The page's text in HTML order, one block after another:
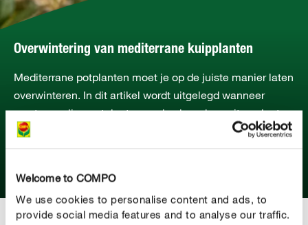
Welcome to COMPO
We use cookies to personalise content and ads, to
provide social media features and to analyse our traffic.
Overwintering van mediterrane kuipplanten
Mediterrane potplanten moet je op de juiste manier laten
overwinteren. In dit artikel wordt uitgelegd wanneer
vorstgevoelige potplanten zoals oleanders, citrusplanten
of klimop, tegen vorst moeten worden beschermd.